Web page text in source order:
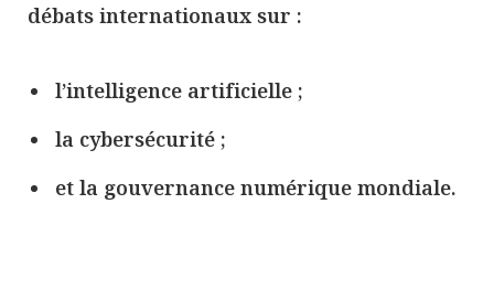
débats internationaux sur :
l’intelligence artificielle ;
la cybersécurité ;
et la gouvernance numérique mondiale.